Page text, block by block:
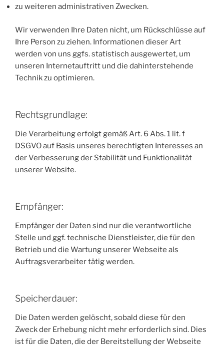
zu weiteren administrativen Zwecken.
Wir verwenden Ihre Daten nicht, um Rückschlüsse auf
Ihre Person zu ziehen. Informationen dieser Art
werden von uns ggfs. statistisch ausgewertet, um
unseren Internetauftritt und die dahinterstehende
Technik zu optimieren.
Rechtsgrundlage:
Die Verarbeitung erfolgt gemäß Art. 6 Abs. 1 lit. f
DSGVO auf Basis unseres berechtigten Interesses an
der Verbesserung der Stabilität und Funktionalität
unserer Website.
Empfänger:
Empfänger der Daten sind nur die verantwortliche
Stelle und ggf. technische Dienstleister, die für den
Betrieb und die Wartung unserer Webseite als
Auftragsverarbeiter tätig werden.
Speicherdauer:
Die Daten werden gelöscht, sobald diese für den
Zweck der Erhebung nicht mehr erforderlich sind. Dies
ist für die Daten, die der Bereitstellung der Webseite